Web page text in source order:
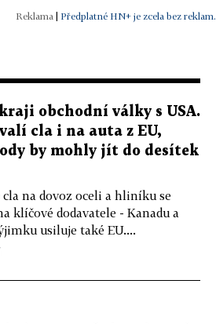
| Předplatné HN+ je zcela bez reklam.
obchodní války s USA.
cla i na auta z EU,
by mohly jít do desítek
na dovoz oceli a hliníku se
klíčové dodavatele - Kanadu a
usiluje také EU....